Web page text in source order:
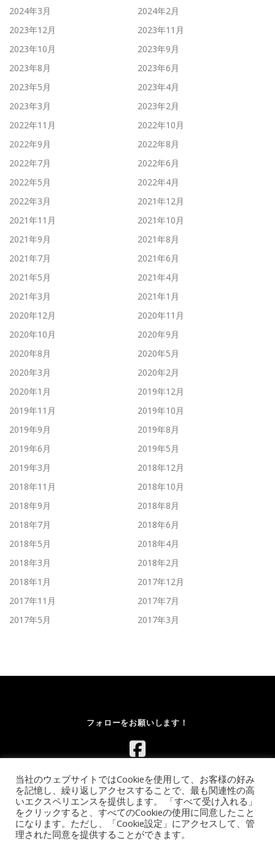
2024年3月
2024年2月
2023年12月
2023年11月
2023年10月
2023年9月
2023年8月
2023年6月
2023年5月
2023年4月
2023年3月
2023年2月
2022年11月
2022年10月
2022年9月
2022年8月
2022年7月
2022年6月
2022年5月
2022年4月
2022年3月
2021年12月
2021年11月
2021年10月
2021年9月
2021年8月
2021年7月
2021年6月
2021年5月
2021年4月
2021年3月
2021年1月
2020年12月
2020年11月
2020年10月
2020年9月
2020年8月
2020年5月
2020年3月
2020年2月
2020年1月
2019年12月
2019年11月
2019年10月
2019年9月
2019年8月
2019年6月
2019年5月
2019年3月
2018年12月
2018年11月
2018年10月
2018年9月
2018年8月
2018年7月
2018年6月
2018年5月
2018年4月
2018年3月
2018年2月
2018年1月
2017年12月
2017年11月
2017年7月
2017年5月
2017年3月
フォローをお願いします！
Copyright © 2026 レンタルボルダリングウォール.com｜イベント
当社のウェブサイトではCookieを使用して、お客様の好み
を記憶し、繰り返しアクセスすることで、最も関連性の高
いエクスペリエンスを提供します。 「すべて受け入れる」
をクリックすると、すべてのCookieの使用に同意したこと
になります。ただし、「Cookie設定」にアクセスして、管
理された同意を提供することができます。